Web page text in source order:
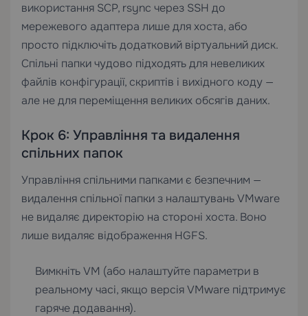
використання SCP, rsync через SSH до
мережевого адаптера лише для хоста, або
просто підключіть додатковий віртуальний диск.
Спільні папки чудово підходять для невеликих
файлів конфігурації, скриптів і вихідного коду —
але не для переміщення великих обсягів даних.
Крок 6: Управління та видалення
спільних папок
Управління спільними папками є безпечним —
видалення спільної папки з налаштувань VMware
не видаляє директорію на стороні хоста. Воно
лише видаляє відображення HGFS.
Вимкніть VM (або налаштуйте параметри в
реальному часі, якщо версія VMware підтримує
гаряче додавання).